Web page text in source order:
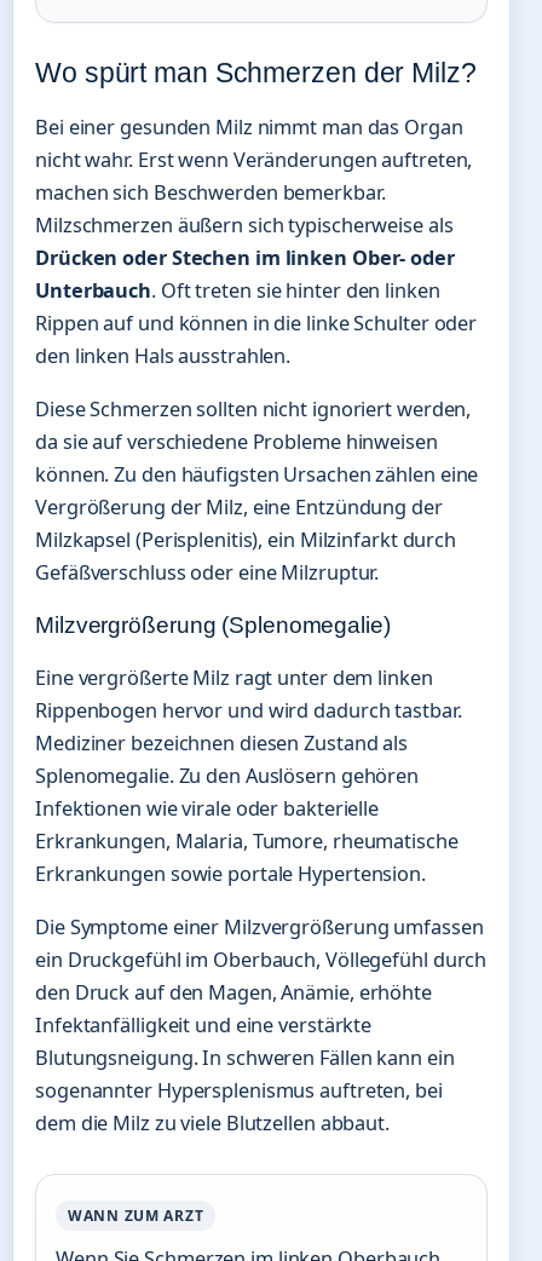
Wo spürt man Schmerzen der Milz?
Bei einer gesunden Milz nimmt man das Organ
nicht wahr. Erst wenn Veränderungen auftreten,
machen sich Beschwerden bemerkbar.
Milzschmerzen äußern sich typischerweise als
Drücken oder Stechen im linken Ober- oder
Unterbauch. Oft treten sie hinter den linken
Rippen auf und können in die linke Schulter oder
den linken Hals ausstrahlen.
Diese Schmerzen sollten nicht ignoriert werden,
da sie auf verschiedene Probleme hinweisen
können. Zu den häufigsten Ursachen zählen eine
Vergrößerung der Milz, eine Entzündung der
Milzkapsel (Perisplenitis), ein Milzinfarkt durch
Gefäßverschluss oder eine Milzruptur.
Milzvergrößerung (Splenomegalie)
Eine vergrößerte Milz ragt unter dem linken
Rippenbogen hervor und wird dadurch tastbar.
Mediziner bezeichnen diesen Zustand als
Splenomegalie. Zu den Auslösern gehören
Infektionen wie virale oder bakterielle
Erkrankungen, Malaria, Tumore, rheumatische
Erkrankungen sowie portale Hypertension.
Die Symptome einer Milzvergrößerung umfassen
ein Druckgefühl im Oberbauch, Völlegefühl durch
den Druck auf den Magen, Anämie, erhöhte
Infektanfälligkeit und eine verstärkte
Blutungsneigung. In schweren Fällen kann ein
sogenannter Hypersplenismus auftreten, bei
dem die Milz zu viele Blutzellen abbaut.
WANN ZUM ARZT